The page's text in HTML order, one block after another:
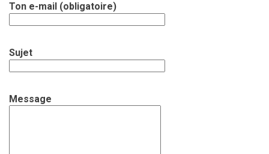
Ton e-mail (obligatoire)
Sujet
Message